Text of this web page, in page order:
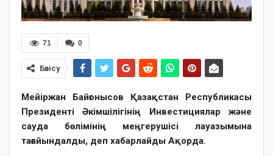
0
71
Бөлісу
Мейіржан Байғонысов Қазақстан Республикасы
Президенті Әкімшілігінің Инвестициялар және
сауда бөлімінің меңгерушісі лауазымына
тағайындалды, деп хабарлайды Ақорда.